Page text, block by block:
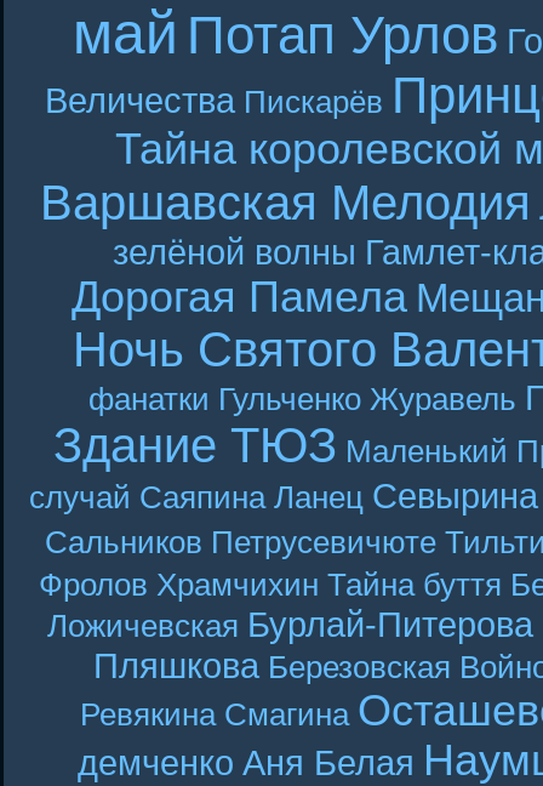
май Потап Урлов
Величества Пискарёв
Тайна королевской
Варшавская Мелодия
зелёной волны Гамлет-
Дорогая Памела
Ночь Святого
фанатки Гульченко Журавель
Здание ТЮЗ Маленький
случай Саяпина Ланец Севырина
Сальников Петрусевичюте
Фролов Храмчихин Тайна буття
Ложичевская Бурлай-Питерова
Пляшкова Березовская
Ревякина Смагина
демченко Аня Белая